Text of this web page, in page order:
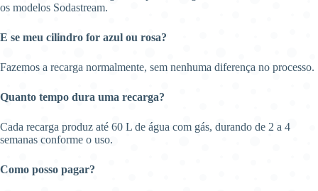
os modelos Sodastream.
E se meu cilindro for azul ou rosa?
Fazemos a recarga normalmente, sem nenhuma diferença no processo.
Quanto tempo dura uma recarga?
Cada recarga produz até 60 L de água com gás, durando de 2 a 4
semanas conforme o uso.
Como posso pagar?